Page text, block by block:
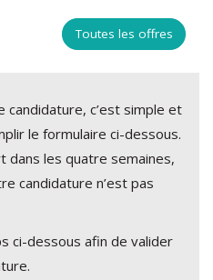
Toutes les offres
c’est simple et
le formulaire ci-dessous.
dans les quatre semaines,
candidature n’est pas
ci-dessous afin de valider